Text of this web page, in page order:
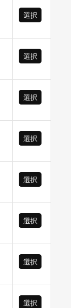
選択
選択
選択
選択
選択
選択
選択
選択